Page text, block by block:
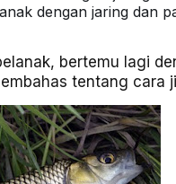
dengan jaring dan
bertemu lagi
tentang